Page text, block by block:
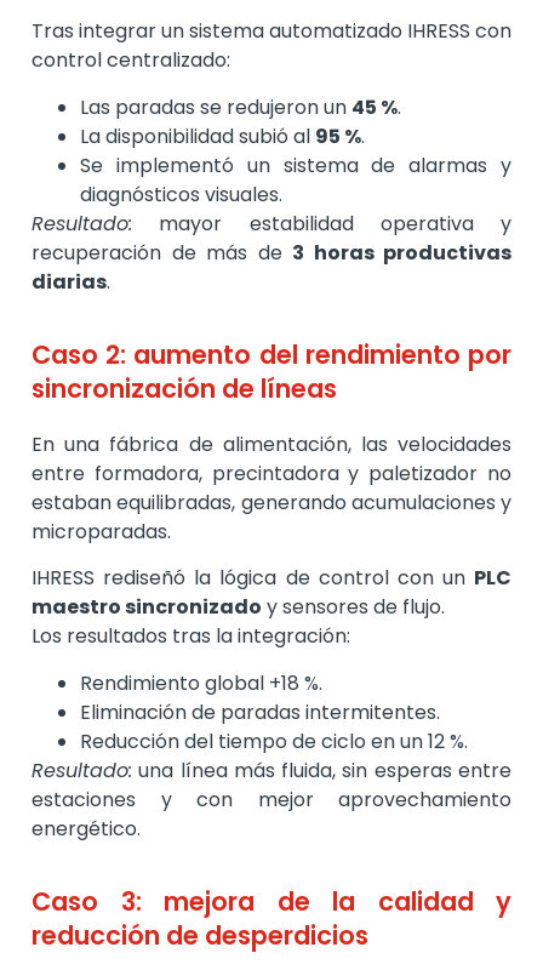
Tras integrar un sistema automatizado IHRESS con
control centralizado:
Las paradas se redujeron un 45 %.
La disponibilidad subió al 95 %.
Se implementó un sistema de alarmas y
diagnósticos visuales.
Resultado: mayor estabilidad operativa y
recuperación de más de 3 horas productivas
diarias.
Caso 2: aumento del rendimiento por
sincronización de líneas
En una fábrica de alimentación, las velocidades
entre formadora, precintadora y paletizador no
estaban equilibradas, generando acumulaciones y
microparadas.
IHRESS rediseñó la lógica de control con un PLC
maestro sincronizado y sensores de flujo.
Los resultados tras la integración:
Rendimiento global +18 %.
Eliminación de paradas intermitentes.
Reducción del tiempo de ciclo en un 12 %.
Resultado: una línea más fluida, sin esperas entre
estaciones y con mejor aprovechamiento
energético.
Caso 3: mejora de la calidad y
reducción de desperdicios